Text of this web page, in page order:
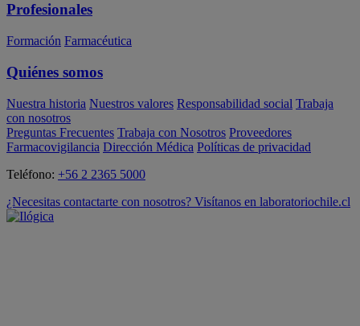
Profesionales
Formación Farmacéutica
Quiénes somos
Nuestra historia Nuestros valores Responsabilidad social Trabaja
con nosotros
Preguntas Frecuentes Trabaja con Nosotros Proveedores
Farmacovigilancia Dirección Médica Políticas de privacidad
Teléfono: +56 2 2365 5000
¿Necesitas contactarte con nosotros? Visítanos en laboratoriochile.cl